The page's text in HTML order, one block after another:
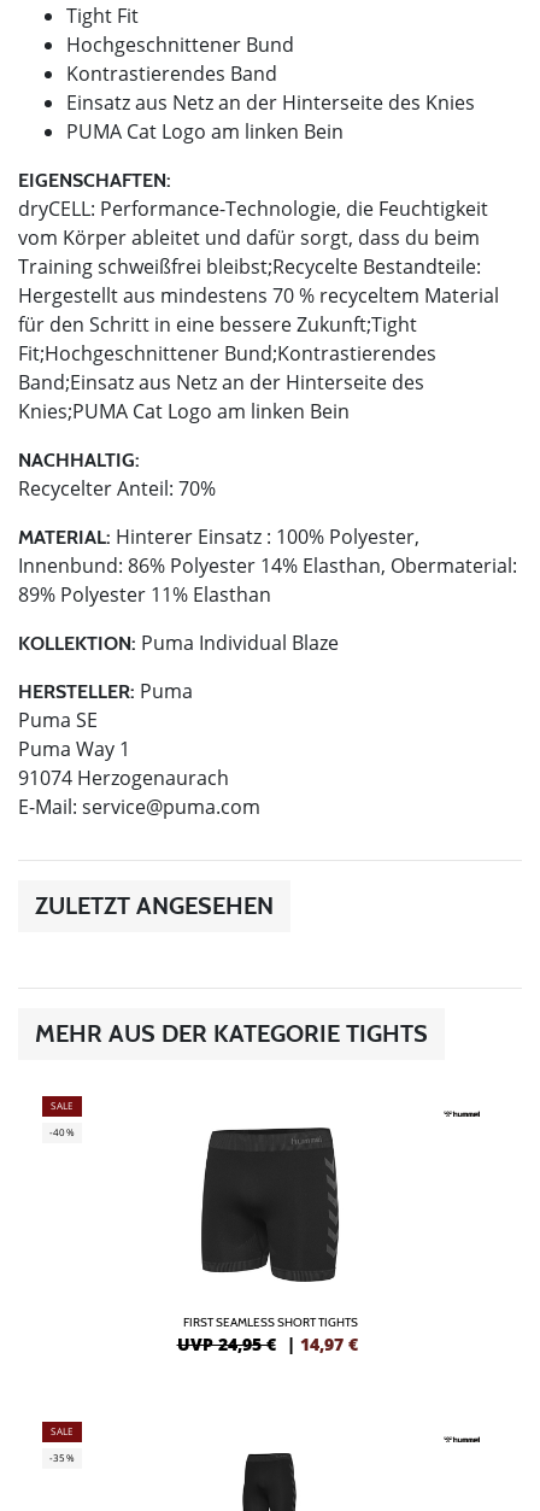
Tight Fit
Hochgeschnittener Bund
Kontrastierendes Band
Einsatz aus Netz an der Hinterseite des Knies
PUMA Cat Logo am linken Bein
EIGENSCHAFTEN:
dryCELL: Performance-Technologie, die Feuchtigkeit
vom Körper ableitet und dafür sorgt, dass du beim
Training schweißfrei bleibst;Recycelte Bestandteile:
Hergestellt aus mindestens 70 % recyceltem Material
für den Schritt in eine bessere Zukunft;Tight
Fit;Hochgeschnittener Bund;Kontrastierendes
Band;Einsatz aus Netz an der Hinterseite des
Knies;PUMA Cat Logo am linken Bein
NACHHALTIG:
Recycelter Anteil: 70%
MATERIAL: Hinterer Einsatz : 100% Polyester,
Innenbund: 86% Polyester 14% Elasthan, Obermaterial:
89% Polyester 11% Elasthan
KOLLEKTION: Puma Individual Blaze
HERSTELLER: Puma
Puma SE
Puma Way 1
91074 Herzogenaurach
E-Mail: service@puma.com
ZULETZT ANGESEHEN
MEHR AUS DER KATEGORIE TIGHTS
SALE
-40%
FIRST SEAMLESS SHORT TIGHTS
UVP 24,95 € | 14,97 €
SALE
-35%